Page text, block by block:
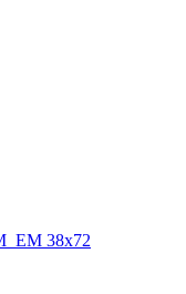
38x72